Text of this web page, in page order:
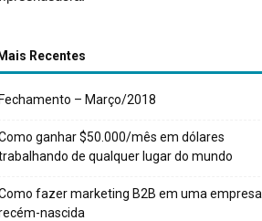
Recentes
– Março/2018
ganhar $50.000/mês em dólares
de qualquer lugar do mundo
fazer marketing B2B em uma empresa
nascida